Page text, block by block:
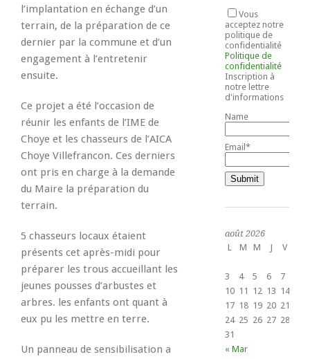
l’implantation en échange d’un
terrain, de la préparation de ce
dernier par la commune et d’un
engagement à l’entretenir
ensuite.
Ce projet a été l’occasion de
réunir les enfants de l’IME de
Choye et les chasseurs de l’AICA
Choye Villefrancon. Ces derniers
ont pris en charge à la demande
du Maire la préparation du
terrain.
5 chasseurs locaux étaient
présents cet après-midi pour
préparer les trous accueillant les
jeunes pousses d’arbustes et
arbres. les enfants ont quant à
eux pu les mettre en terre.
Un panneau de sensibilisation a
Vous
acceptez notre
politique de
confidentialité
Politique de
confidentialité
Inscription à
notre lettre
d'informations
Name
Email*
août 2026
L
M M J V
3
4 5 6 7
10 11 12 13 14
17 18 19 20 21
24 25 26 27 28
31
« Mar